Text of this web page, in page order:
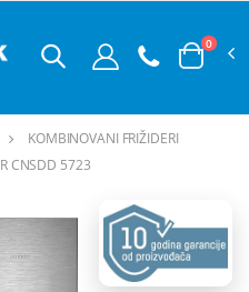
0
KOMBINOVANI FRIŽIDERI
CNSDD 5723